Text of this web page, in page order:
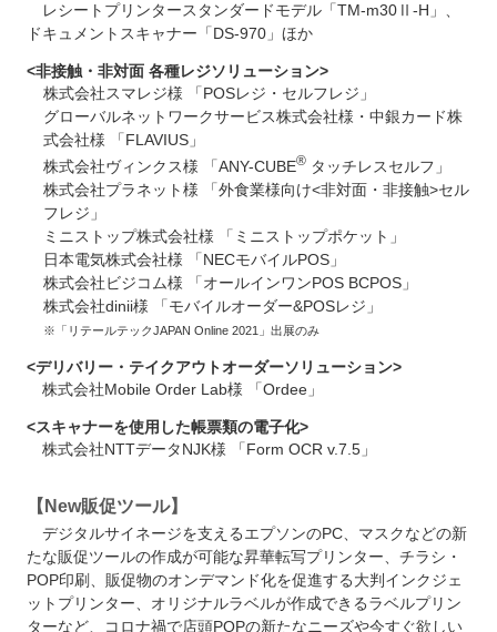
レシートプリンタースタンダードモデル「TM-m30Ⅱ-H」、
ドキュメントスキャナー「DS-970」ほか
<非接触・非対面 各種レジソリューション>
株式会社スマレジ様 「POSレジ・セルフレジ」
グローバルネットワークサービス株式会社様・中銀カード株
式会社様 「FLAVIUS」
株式会社ヴィンクス様 「ANY-CUBE®タッチレスセルフ」
株式会社プラネット様 「外食業様向け<非対面・非接触>セル
フレジ」
ミニストップ株式会社様 「ミニストップポケット」
日本電気株式会社様 「NECモバイルPOS」
株式会社ビジコム様 「オールインワンPOS BCPOS」
株式会社dinii様 「モバイルオーダー&POSレジ」
※「リテールテックJAPAN Online 2021」出展のみ
<デリバリー・テイクアウトオーダーソリューション>
株式会社Mobile Order Lab様 「Ordee」
<スキャナーを使用した帳票類の電子化>
株式会社NTTデータNJK様 「Form OCR v.7.5」
【New販促ツール】
デジタルサイネージを支えるエプソンのPC、マスクなどの新
たな販促ツールの作成が可能な昇華転写プリンター、チラシ・
POP印刷、販促物のオンデマンド化を促進する大判インクジェ
ットプリンター、オリジナルラベルが作成できるラベルプリン
ターなど、コロナ禍で店頭POPの新たなニーズや今すぐ欲しい